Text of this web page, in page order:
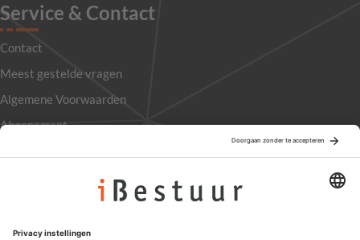
Service & Contact
Contact
Meest gestelde vragen
Algemene Voorwaarden
Abonnement
Privacyinstellingen